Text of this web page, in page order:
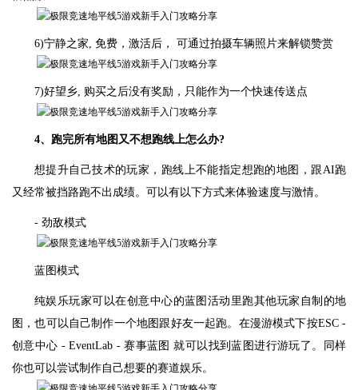
6)宁静之家, 免费，激活后， 可通过拍摄车辆照片来解锁赞赏
7)好望乡, 购买之后没有奖励，只能作为一个快速传送点
4、跑完所有地图又不想跑线上怎么办?
想提升自己技术的玩家，跑线上不能指定想跑的地图，跟AI跑
又经常被挡路跑不出成绩。可以有以下方式来体验速度与激情。
- 劲敌模式
蓝图模式
纯娱乐玩家可以在创意中心的蓝图活动里跑其他玩家自制的地
图，也可以自己制作一个地图跟好友一起跑。在漫游模式下按ESC -
创意中心 - EventLab - 赛事蓝图 就可以找到蓝图进行游玩了。同样
你也可以尝试制作自己想要的赛道娱乐。